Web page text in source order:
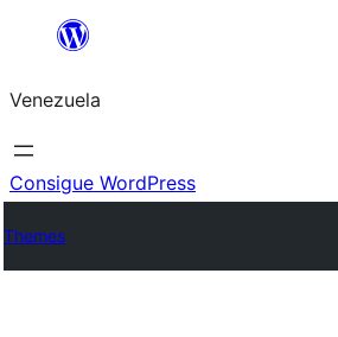
Saltar
contenido
Venezuela
Consigue WordPress
Themes